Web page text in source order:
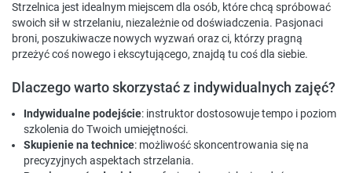
Strzelnica jest idealnym miejscem dla osób, które chcą spróbować
swoich sił w strzelaniu, niezależnie od doświadczenia. Pasjonaci
broni, poszukiwacze nowych wyzwań oraz ci, którzy pragną
przeżyć coś nowego i ekscytującego, znajdą tu coś dla siebie.
Dlaczego warto skorzystać z indywidualnych zajęć?
Indywidualne podejście: instruktor dostosowuje tempo i poziom
szkolenia do Twoich umiejętności.
Skupienie na technice: możliwość skoncentrowania się na
precyzyjnych aspektach strzelania.